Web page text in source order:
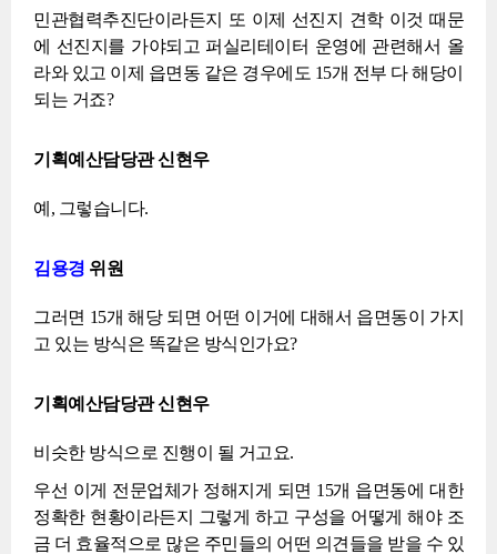
민관협력추진단이라든지 또 이제 선진지 견학 이것 때문
에 선진지를 가야되고 퍼실리테이터 운영에 관련해서 올
라와 있고 이제 읍면동 같은 경우에도 15개 전부 다 해당이
되는 거죠?
기획예산담당관 신현우
예, 그렇습니다.
김용경 위원
그러면 15개 해당 되면 어떤 이거에 대해서 읍면동이 가지
고 있는 방식은 똑같은 방식인가요?
기획예산담당관 신현우
비슷한 방식으로 진행이 될 거고요.
우선 이게 전문업체가 정해지게 되면 15개 읍면동에 대한
정확한 현황이라든지 그렇게 하고 구성을 어떻게 해야 조
금 더 효율적으로 많은 주민들의 어떤 의견들을 받을 수 있